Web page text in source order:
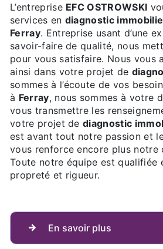
L’entreprise EFC OSTROWSKI
services en diagnostic
Ferray. Entreprise usant d’une
savoir-faire de qualité, nous
pour vous satisfaire. Nous vous
ainsi dans votre projet de
sommes à l’écoute de vos
à Ferray, nous sommes à votre
vous transmettre les
votre projet dediagnostic
est avant tout notre passion et
vous renforce encore plus notre
Toute notre équipe est qualifiée
propreté et rigueur.
En savoir plus